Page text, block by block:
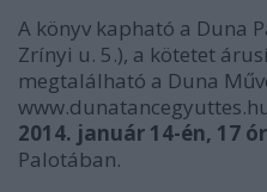
A könyv kapható a Duna
Zrínyi u. 5.), a kötetet
megtalálható a Duna
2014. január 14-én, 17
Palotában.